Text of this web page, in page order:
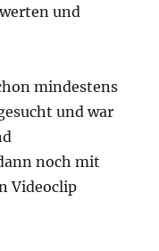
und
mindestens
und war
noch mit
Videoclip